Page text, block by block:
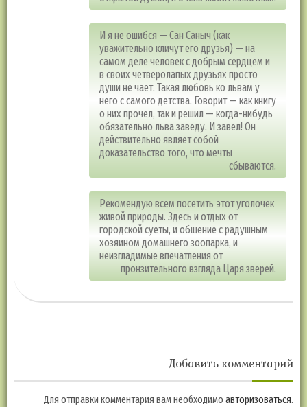
И я не ошибся — Сан Саныч (как
уважительно кличут его друзья) — на
самом деле человек с добрым сердцем и
в своих четверолапых друзьях просто
души не чает. Такая любовь ко львам у
него с самого детства. Говорит — как книгу
о них прочел, так и решил — когда-нибудь
обязательно льва заведу. И завел! Он
действительно являет собой
доказательство того, что мечты
сбываются.
Рекомендую всем посетить этот уголочек
живой природы. Здесь и отдых от
городской суеты, и общение с радушным
хозяином домашнего зоопарка, и
неизгладимые впечатления от
пронзительного взгляда Царя зверей.
Добавить комментарий
Для отправки комментария вам необходимо авторизоваться.